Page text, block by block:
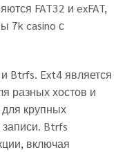
FAT32 и exFAT,
7k casino с
Btrfs. Ext4 является
разных хостов и
крупных
Btrfs
включая